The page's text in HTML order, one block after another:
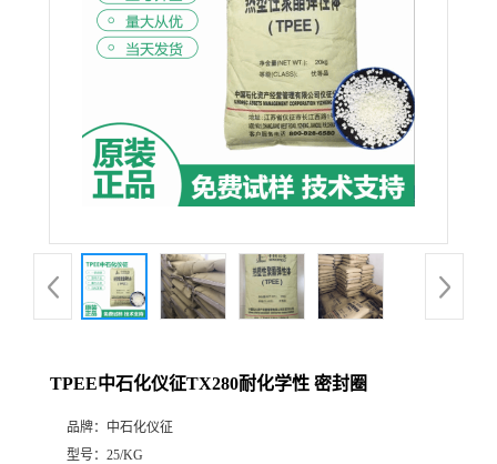
TPEE中石化仪征TX280耐化学性 密封圈
品牌： 中石化仪征
型号： 25/KG